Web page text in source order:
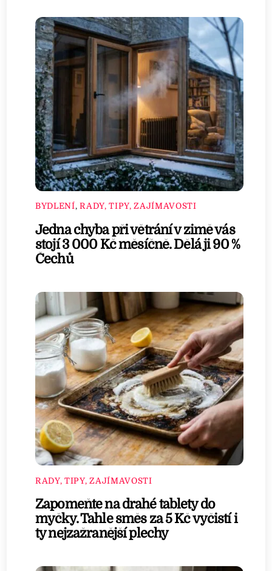
BYDLENÍ,RADY, TIPY, ZAJÍMAVOSTI
Jedna chyba při větrání v zimě vás
stojí 3 000 Kč měsíčně. Dělá ji 90 %
Čechů
RADY, TIPY, ZAJÍMAVOSTI
Zapomeňte na drahé tablety do
myčky. Tahle směs za 5 Kč vyčistí i
ty nejzažranější plechy